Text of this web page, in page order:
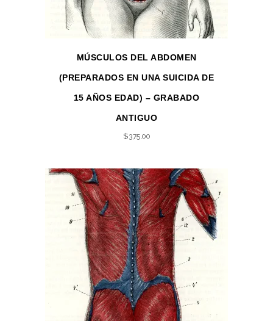
MÚSCULOS DEL ABDOMEN
(PREPARADOS EN UNA SUICIDA DE
15 AÑOS EDAD) – GRABADO
ANTIGUO
$375.00